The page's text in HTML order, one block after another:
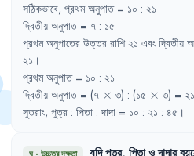
সঠিকভাবে, প্রথম অনুপাত = ১০ : ২১
দ্বিতীয় অনুপাত = ৭ : ১৫
প্রথম অনুপাতের উত্তর রাশি ২১ এবং দ্বিতীয়
২১ ।
প্রথম অনুপাত = ১০ : ২১
দ্বিতীয় অনুপাত = (৭ \times
× ৩) : (১৫ \times
× ৩) = ২১
সুতরাং, পুত্র : পিতা : দাদা = ১০ : ২১ : ৪৫ ।
যদিপুত্র, পিতাওদাদার